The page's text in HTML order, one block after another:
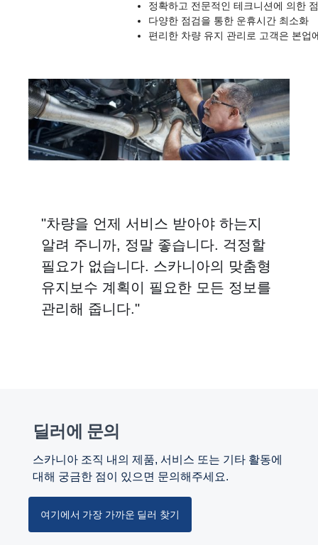
정확하고 전문적인 테크니션에 의한
다양한 점검을 통한 운휴시간 최소화
편리한 차량 유지 관리로 고객은 본업
"차량을 언제 서비스 받아야 하는지
알려 주니까, 정말 좋습니다. 걱정할
필요가 없습니다. 스카니아의 맞춤형
유지보수 계획이 필요한 모든 정보를
관리해 줍니다."
딜러에 문의
스카니아 조직 내의 제품, 서비스 또는 기타 활동에
대해 궁금한 점이 있으면 문의해주세요.
여기에서 가장 가까운 딜러 찾기